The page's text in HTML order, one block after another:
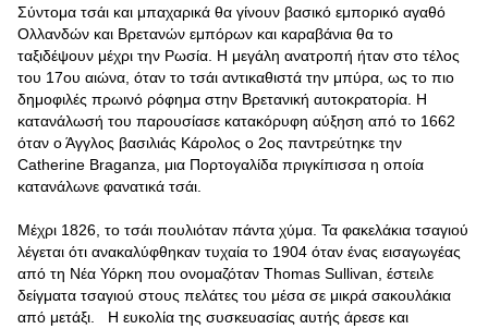
Σύντομα τσάι και μπαχαρικά θα γίνουν βασικό εμπορικό αγαθό
Ολλανδών και Βρετανών εμπόρων και καραβάνια θα το
ταξιδέψουν μέχρι την Ρωσία. Η μεγάλη ανατροπή ήταν στο τέλος
του 17ου αιώνα, όταν το τσάι αντικαθιστά την μπύρα, ως το πιο
δημοφιλές πρωινό ρόφημα στην Βρετανική αυτοκρατορία. Η
κατανάλωσή του παρουσίασε κατακόρυφη αύξηση από το 1662
όταν ο Άγγλος βασιλιάς Κάρολος ο 2ος παντρεύτηκε την
Catherine Braganza, μια Πορτογαλίδα πριγκίπισσα η οποία
κατανάλωνε φανατικά τσάι.
Μέχρι 1826, το τσάι πουλιόταν πάντα χύμα. Τα φακελάκια τσαγιού
λέγεται ότι ανακαλύφθηκαν τυχαία το 1904 όταν ένας εισαγωγέας
από τη Νέα Υόρκη που ονομαζόταν Thomas Sullivan, έστειλε
δείγματα τσαγιού στους πελάτες του μέσα σε μικρά σακουλάκια
από μετάξι. Η ευκολία της συσκευασίας αυτής άρεσε και